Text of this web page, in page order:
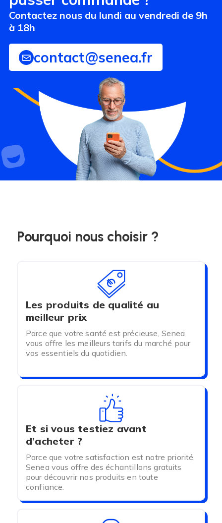
Contactez nous du lundi au vendredi de 9h
à 18h
contact@senea.fr
Pourquoi nous choisir ?
Les produits de qualité au
meilleur prix
Parce que votre santé est précieuse, Senea
vous offre les meilleurs tarifs du marché pour
vos essentiels du quotidien.
Et si vous testiez avant
d’acheter ?
Parce que votre satisfaction est notre priorité,
Senea vous offre des échantillons gratuits
pour découvrir nos produits en toute
confiance.